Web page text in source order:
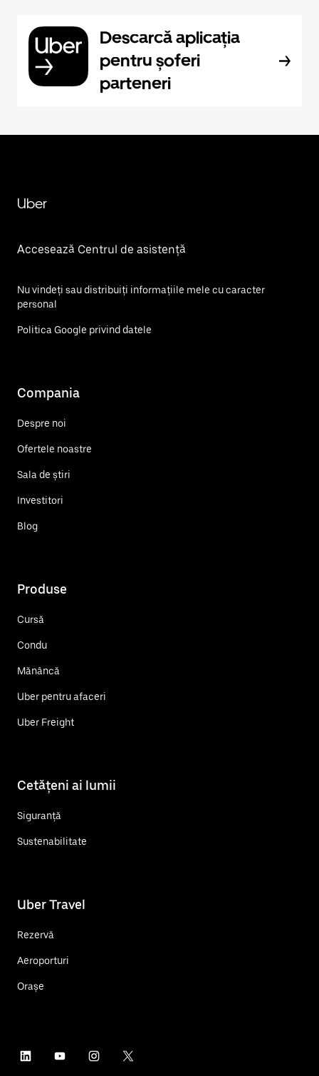
Descarcă aplicația
pentru șoferi
parteneri
Uber
Accesează Centrul de asistență
Nu vindeți sau distribuiți informațiile mele cu caracter
personal
Politica Google privind datele
Compania
Despre noi
Ofertele noastre
Sala de știri
Investitori
Blog
Produse
Cursă
Condu
Mănâncă
Uber pentru afaceri
Uber Freight
Cetățeni ai lumii
Siguranță
Sustenabilitate
Uber Travel
Rezervă
Aeroporturi
Orașe